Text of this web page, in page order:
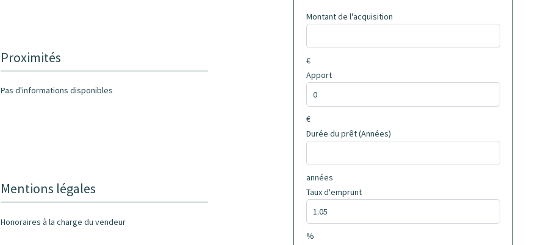
Proximités
Pas d'informations disponibles
Mentions légales
Honoraires à la charge du vendeur
Montant de l'acquisition
€
Apport
€
Durée du prêt (Années)
années
Taux d'emprunt
%